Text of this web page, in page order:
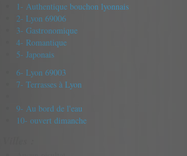
1- Authentique bouchon lyonnais
2- Lyon 69006
3- Gastronomique
4- Romantique
5- Japonais
6- Lyon 69003
7- Terrasses à Lyon
9- Au bord de l'eau
10- ouvert dimanche